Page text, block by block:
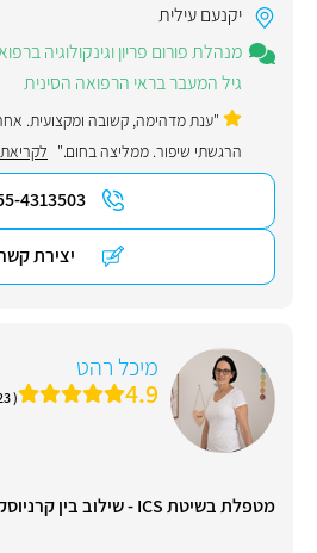
יקנעם עילית
מנהלת פורום פריון וגינקולוגיה
גיל המעבר בראי הרפואה הסינית
"ענת מדהימה, קשובה ומקצועית.
הרגשתי שיפור. ממליצה בחום."
4313503
יצירת
מיכל רהט
4.9 ( 23 חוות דעת )
מטפלת בשיטת ICS - שילוב בין קרניוסקראל לאוסטאופתיה